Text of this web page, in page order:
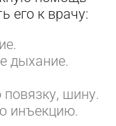
его к врачу:
дыхание.
шину.
инъекцию.